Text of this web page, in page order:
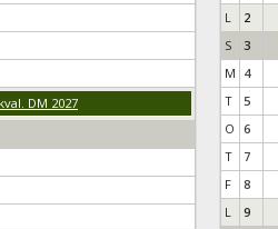
DM 2027
L
2
S
3
M 4
T
5
O 6
T
7
F
8
L
9